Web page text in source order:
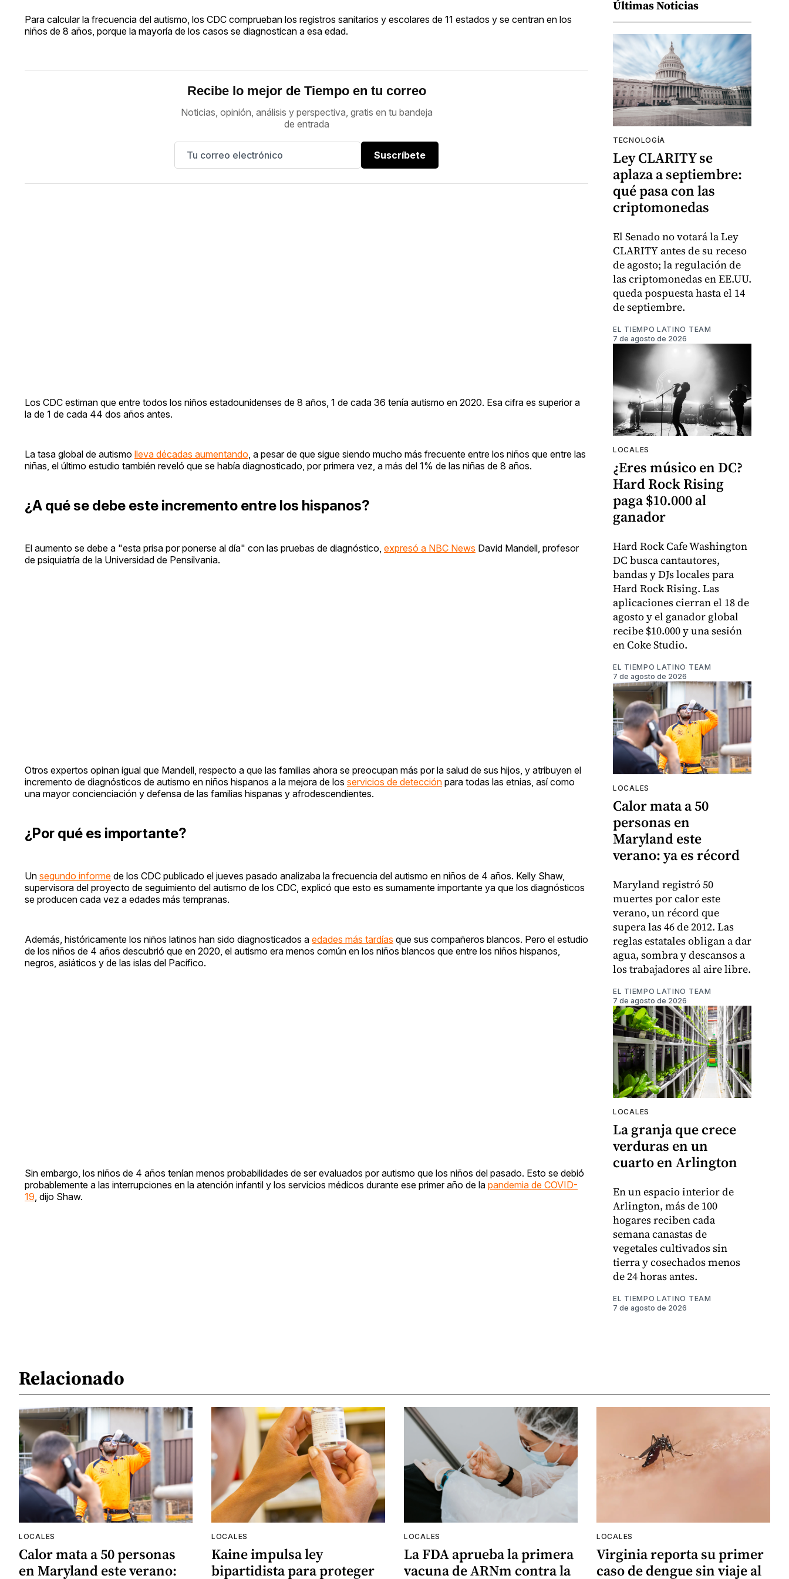
Para calcular la frecuencia del autismo, los CDC comprueban los registros sanitarios y escolares de 11 estados y se centran en los
niños de 8 años, porque la mayoría de los casos se diagnostican a esa edad.
Recibe lo mejor de Tiempo en tu correo
Noticias, opinión, análisis y perspectiva, gratis en tu bandeja
de entrada
Suscríbete
Los CDC estiman que entre todos los niños estadounidenses de 8 años, 1 de cada 36 tenía autismo en 2020. Esa cifra es superior a
la de 1 de cada 44 dos años antes.
La tasa global de autismo lleva décadas aumentando , a pesar de que sigue siendo mucho más frecuente entre los niños que entre las
niñas, el último estudio también reveló que se había diagnosticado, por primera vez, a más del 1% de las niñas de 8 años.
¿A qué se debe este incremento entre los hispanos?
El aumento se debe a "esta prisa por ponerse al día" con las pruebas de diagnóstico, expresó a NBC News David Mandell, profesor
de psiquiatría de la Universidad de Pensilvania.
Otros expertos opinan igual que Mandell, respecto a que las familias ahora se preocupan más por la salud de sus hijos, y atribuyen el
incremento de diagnósticos de autismo en niños hispanos a la mejora de los servicios de detección para todas las etnias, así como
una mayor concienciación y defensa de las familias hispanas y afrodescendientes.
¿Por qué es importante?
Un segundo informe de los CDC publicado el jueves pasado analizaba la frecuencia del autismo en niños de 4 años. Kelly Shaw,
supervisora del proyecto de seguimiento del autismo de los CDC, explicó que esto es sumamente importante ya que los diagnósticos
se producen cada vez a edades más tempranas.
Además, históricamente los niños latinos han sido diagnosticados a edades más tardías que sus compañeros blancos. Pero el estudio
de los niños de 4 años descubrió que en 2020, el autismo era menos común en los niños blancos que entre los niños hispanos,
negros, asiáticos y de las islas del Pacífico.
Sin embargo, los niños de 4 años tenían menos probabilidades de ser evaluados por autismo que los niños del pasado. Esto se debió
probablemente a las interrupciones en la atención infantil y los servicios médicos durante ese primer año de la pandemia de COVID-
19 , dijo Shaw.
Últimas Noticias
TECNOLOGÍA
Ley CLARITY se
aplaza a septiembre:
qué pasa con las
criptomonedas
El Senado no votará la Ley
CLARITY antes de su receso
de agosto; la regulación de
las criptomonedas en EE.UU.
queda pospuesta hasta el 14
de septiembre.
EL TIEMPO LATINO TEAM
7 de agosto de 2026
LOCALES
¿Eres músico en DC?
Hard Rock Rising
paga $10.000 al
ganador
Hard Rock Cafe Washington
DC busca cantautores,
bandas y DJs locales para
Hard Rock Rising. Las
aplicaciones cierran el 18 de
agosto y el ganador global
recibe $10.000 y una sesión
en Coke Studio.
EL TIEMPO LATINO TEAM
7 de agosto de 2026
LOCALES
Calor mata a 50
personas en
Maryland este
verano: ya es récord
Maryland registró 50
muertes por calor este
verano, un récord que
supera las 46 de 2012. Las
reglas estatales obligan a dar
agua, sombra y descansos a
los trabajadores al aire libre.
EL TIEMPO LATINO TEAM
7 de agosto de 2026
LOCALES
La granja que crece
verduras en un
cuarto en Arlington
En un espacio interior de
Arlington, más de 100
hogares reciben cada
semana canastas de
vegetales cultivados sin
tierra y cosechados menos
de 24 horas antes.
EL TIEMPO LATINO TEAM
7 de agosto de 2026
Relacionado
LOCALES
Calor mata a 50 personas
en Maryland este verano:
LOCALES
Kaine impulsa ley
bipartidista para proteger
LOCALES
La FDA aprueba la primera
vacuna de ARNm contra la
LOCALES
Virginia reporta su primer
caso de dengue sin viaje al